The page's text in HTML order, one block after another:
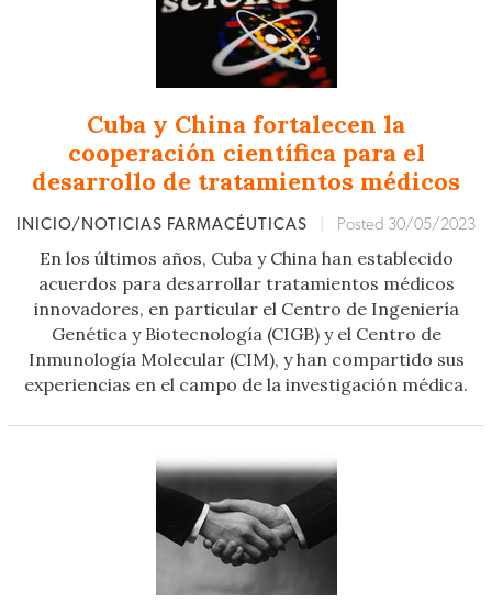
Cuba y China fortalecen la
cooperación científica para el
desarrollo de tratamientos médicos
INICIO/NOTICIAS FARMACÉUTICAS Posted 30/05/2023
En los últimos años, Cuba y China han establecido
acuerdos para desarrollar tratamientos médicos
innovadores, en particular el Centro de Ingeniería
Genética y Biotecnología (CIGB) y el Centro de
Inmunología Molecular (CIM), y han compartido sus
experiencias en el campo de la investigación médica.